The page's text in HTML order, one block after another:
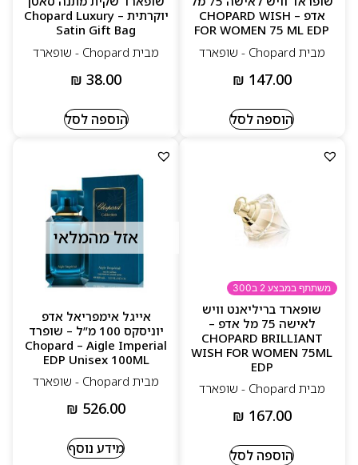
אדפ – CHOPARD WISH
FOR WOMEN 75 ML EDP
מבית Chopard‏ - שופארד
₪ 147.00
הוספה לסל
יוקרתית – Chopard Luxury
Satin Gift Bag
מבית Chopard‏ - שופארד
₪ 38.00
הוספה לסל
משתתף במבצע 2 ב300
שופארד בריליאנט וויש
לאישה 75 מל אדפ –
CHOPARD BRILLIANT
WISH FOR WOMEN 75ML
EDP
מבית Chopard‏ - שופארד
₪ 167.00
הוספה לסל
אזל מהמלאי
אייגל אימפריאל אדפ
יוניסקס 100 מ”ל – שופרד
Chopard – Aigle Imperial
EDP Unisex 100ML
מבית Chopard‏ - שופארד
₪ 526.00
מידע נוסף